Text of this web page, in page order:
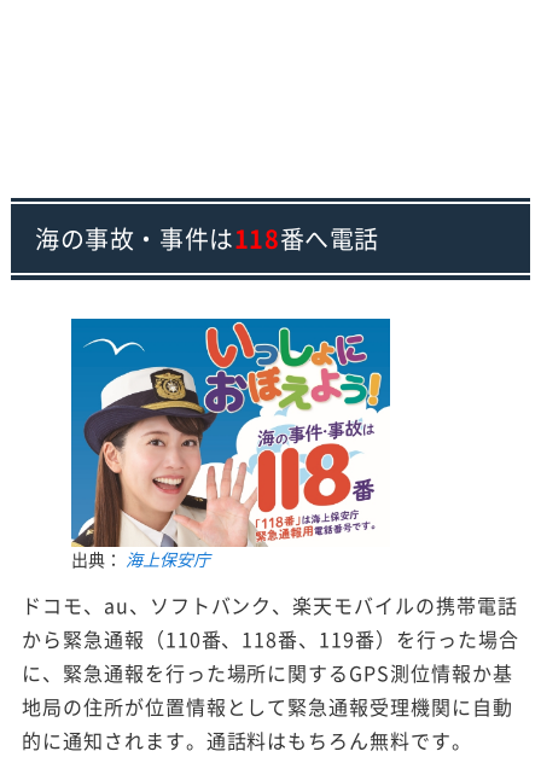
海の事故・事件は118番へ電話
出典： 海上保安庁
ドコモ、au、ソフトバンク、楽天モバイルの携帯電話
から緊急通報（110番、118番、119番）を行った場合
に、緊急通報を行った場所に関するGPS測位情報か基
地局の住所が位置情報として緊急通報受理機関に自動
的に通知されます。通話料はもちろん無料です。